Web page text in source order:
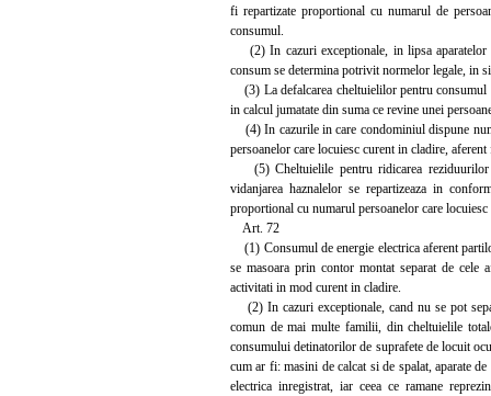
fi repartizate proportional cu numarul de
consumul.
(2) In cazuri exceptionale, in lipsa aparatelor
consum se determina potrivit normelor legale, in
(3) La defalcarea cheltuielilor pentru consumul
in calcul jumatate din suma ce revine unei
(4) In cazurile in care condominiul dispune
persoanelor care locuiesc curent in cladire,
(5) Cheltuielile pentru ridicarea reziduurilor
vidanjarea haznalelor se repartizeaza in
proportional cu numarul persoanelor care
Art. 72
(1) Consumul de energie electrica aferent
se masoara prin contor montat separat de cele
activitati in mod curent in cladire.
(2) In cazuri exceptionale, cand nu se pot
comun de mai multe familii, din cheltuielile
consumului detinatorilor de suprafete de locuit
cum ar fi: masini de calcat si de spalat, aparate
electrica inregistrat, iar ceea ce ramane